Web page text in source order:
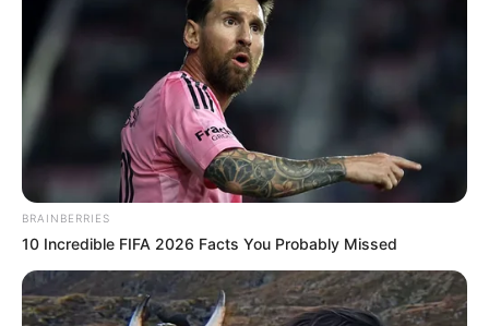
Pfizer's Worst Nightmare: Men Canceling $80
Prescriptions For This 87¢ Blue Pill Hack
FRIDAY PLANS
BRAINBERRIES
10 Incredible FIFA 2026 Facts You Probably Missed